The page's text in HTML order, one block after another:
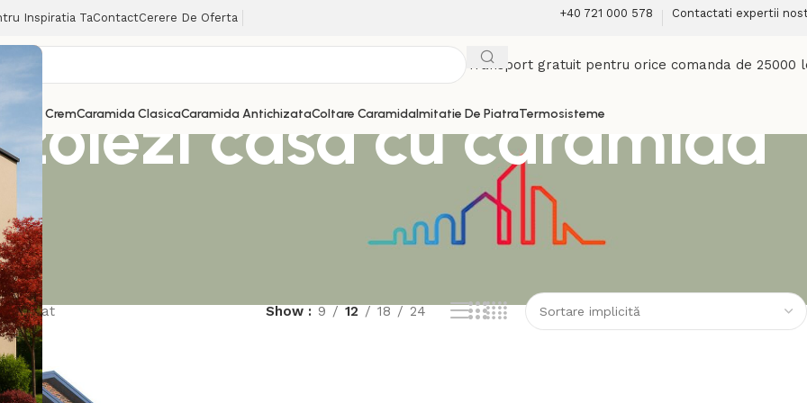
Inspiratia TaContactCerere De Oferta +40 721 000 578 Contactati expertii
Transport gratuit pentru orice comanda de 25000
CremCaramida ClasicaCaramida AntichizataColtare CaramidaImitatie De PiatraTermosisteme
casa cu caramida
rezultat Show 9 12 18 24